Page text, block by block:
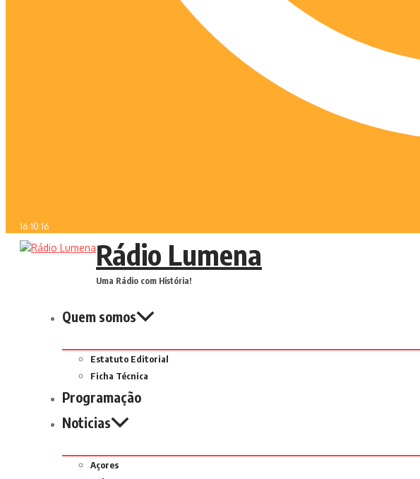
16:10:16
Rádio Lumena
Uma Rádio com História!
Quem somos
Estatuto Editorial
Ficha Técnica
Programação
Noticias
Açores